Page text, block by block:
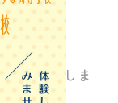
取得、
いいたしま